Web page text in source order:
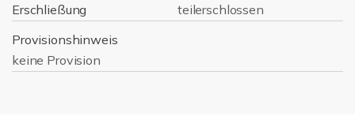
Erschließung
teilerschlossen
Provisionshinweis
keine Provision